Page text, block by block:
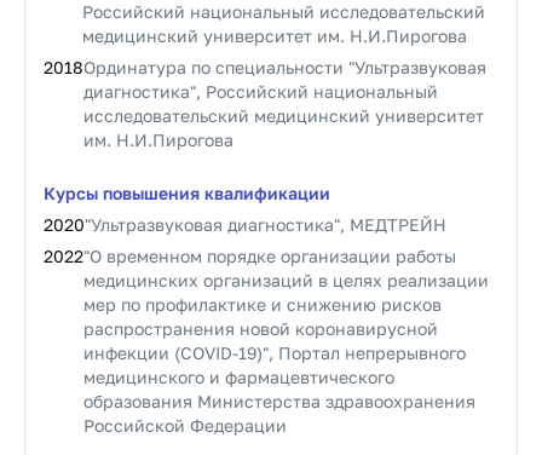
Российский национальный исследовательский
медицинский университет им. Н.И.Пирогова
2018Ординатура по специальности "Ультразвуковая
диагностика", Российский национальный
исследовательский медицинский университет
им. Н.И.Пирогова
Курсы повышения квалификации
2020"Ультразвуковая диагностика", МЕДТРЕЙН
2022"О временном порядке организации работы
медицинских организаций в целях реализации
мер по профилактике и снижению рисков
распространения новой коронавирусной
инфекции (COVID-19)", Портал непрерывного
медицинского и фармацевтического
образования Министерства здравоохранения
Российской Федерации